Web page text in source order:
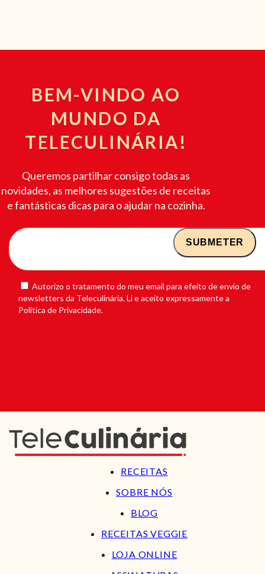
BEM-VINDO AO
MUNDO DA
TELECULINÁRIA!
Queremos partilhar consigo todas as
novidades, as melhores sugestões de receitas
e fantásticas dicas para o ajudar na cozinha.
Autorizo o tratamento do meu email para efeito de envio de
newsletters da Teleculinária. Li e aceito expressamente a
Política de Privacidade.
RECEITAS
SOBRE NÓS
BLOG
RECEITAS VEGGIE
LOJA ONLINE